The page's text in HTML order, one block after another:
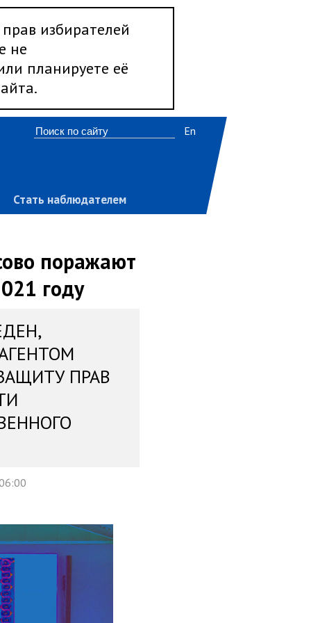
избирателей
не
планируете её
Стать наблюдателем
En
поражают
году
ПРАВ